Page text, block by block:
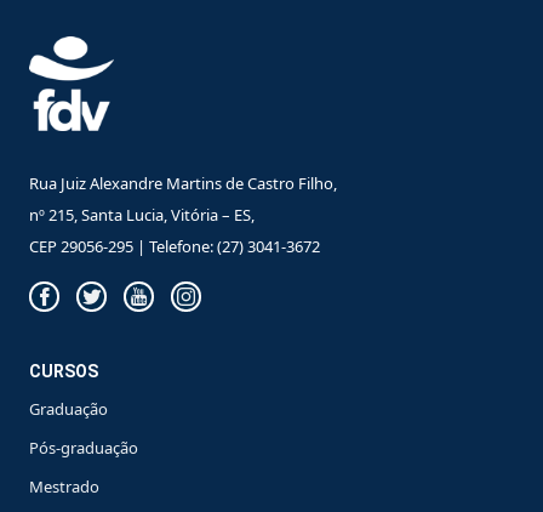
Rua Juiz Alexandre Martins de Castro Filho,
nº 215, Santa Lucia, Vitória – ES,
CEP 29056-295 | Telefone: (27) 3041-3672
CURSOS
Graduação
Pós-graduação
Mestrado